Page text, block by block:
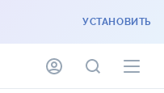
УСТАНОВИТЬ